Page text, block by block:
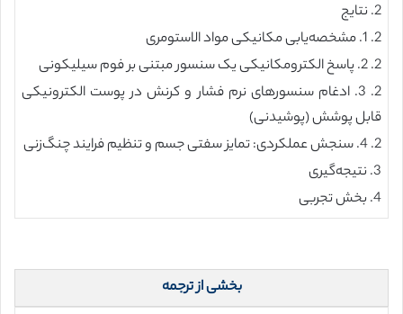
2. نتایج
2. 1. مشخصه‌یابی مکانیکی مواد الاستومری
2. 2. پاسخ الکترومکانیکی یک سنسور مبتنی بر فوم سیلیکونی
2. 3. ادغام سنسورهای نرم فشار و کرنش در پوست الکترونیکی
قابل پوشش (پوشیدنی)
2. 4. سنجش عملکردی: تمایز سفتی جسم و تنظیم فرایند چنگ‌زنی
3. نتیجه‌گیری
4. بخش تجربی
بخشی از ترجمه